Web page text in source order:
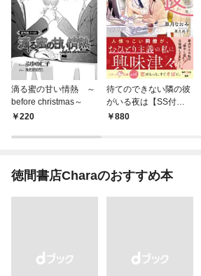
滴る蜜の甘い情熱 ～
before christmas～
220
待てのできない隣の彼
がいる夜は【SS付
き】880
徳間書店Charaのおすすめ本